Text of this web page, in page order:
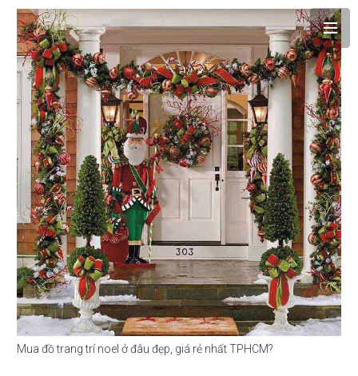
Mua đồ trang trí noel ở đâu đẹp, giá rẻ nhất TPHCM?